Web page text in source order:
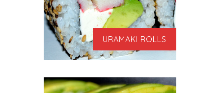
URAMAKI ROLLS